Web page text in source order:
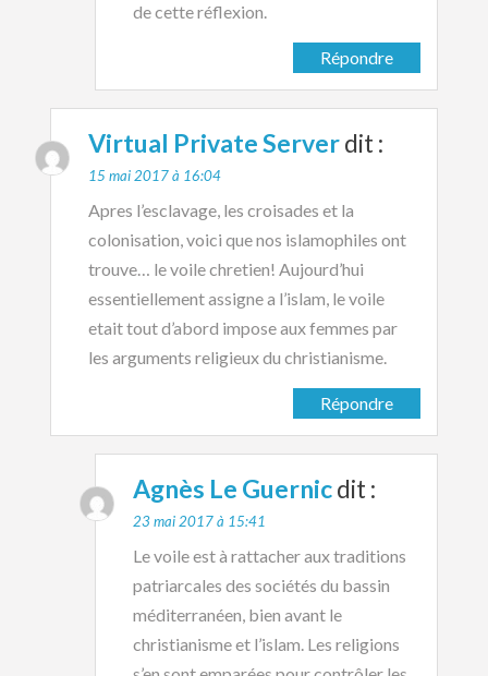
de cette réflexion.
Répondre
Virtual Private Serverdit :
15 mai 2017 à 16:04
Apres l’esclavage, les croisades et la
colonisation, voici que nos islamophiles ont
trouve… le voile chretien! Aujourd’hui
essentiellement assigne a l’islam, le voile
etait tout d’abord impose aux femmes par
les arguments religieux du christianisme.
Répondre
Agnès Le Guernicdit :
23 mai 2017 à 15:41
Le voile est à rattacher aux traditions
patriarcales des sociétés du bassin
méditerranéen, bien avant le
christianisme et l’islam. Les religions